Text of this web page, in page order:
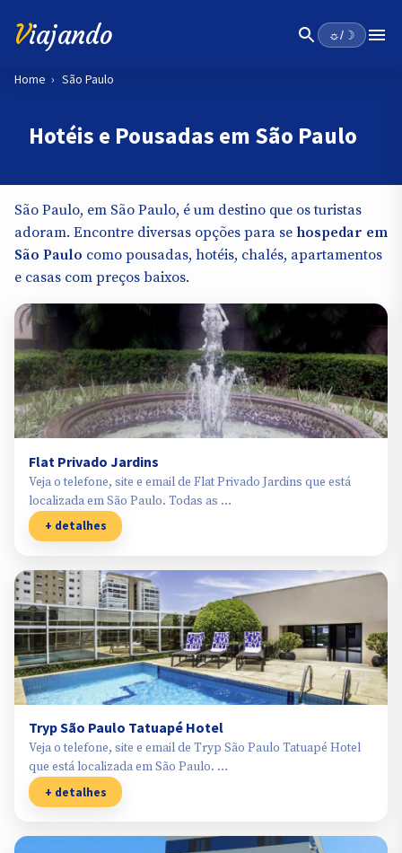
Viajando ☼/☽
Home › São Paulo
Hotéis e Pousadas em São Paulo
São Paulo, em São Paulo, é um destino que os turistas
adoram. Encontre diversas opções para se hospedar em
São Paulo como pousadas, hotéis, chalés, apartamentos
e casas com preços baixos.
Flat Privado Jardins
Veja o telefone, site e email de Flat Privado Jardins que está
localizada em São Paulo. Todas as …
+ detalhes
Tryp São Paulo Tatuapé Hotel
Veja o telefone, site e email de Tryp São Paulo Tatuapé Hotel
que está localizada em São Paulo. …
+ detalhes